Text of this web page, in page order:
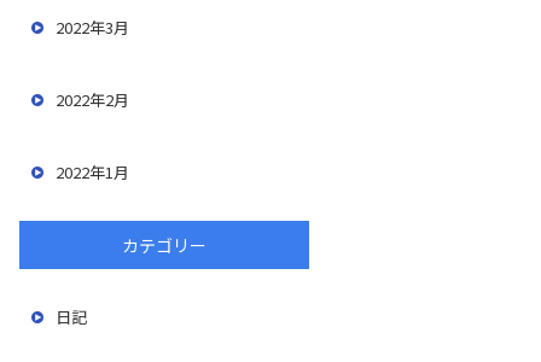
2022年3月
2022年2月
2022年1月
カテゴリー
日記